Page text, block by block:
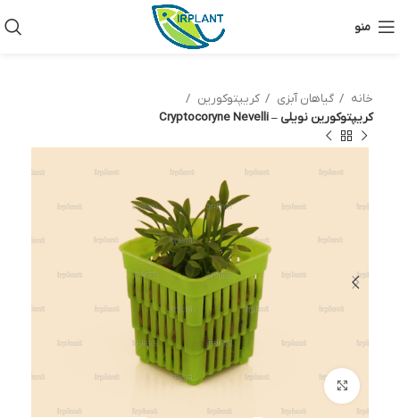
منو
خانه گیاهان آبزی
کریپتوکورین
کریپتوکورین نویلی – Cryptocoryne Nevelli
بزرگنمایی تصویر